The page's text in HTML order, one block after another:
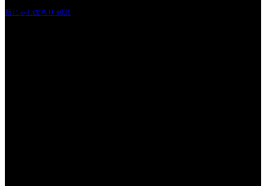
新じゃむぽろり #031